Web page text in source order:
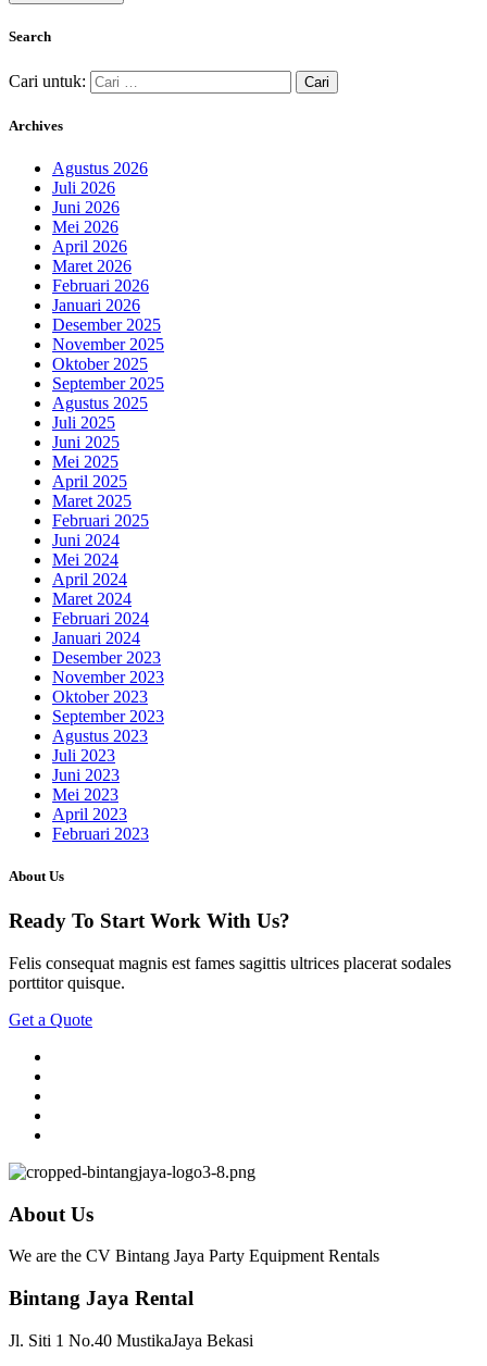
Search
Cari untuk:
Archives
Agustus 2026
Juli 2026
Juni 2026
Mei 2026
April 2026
Maret 2026
Februari 2026
Januari 2026
Desember 2025
November 2025
Oktober 2025
September 2025
Agustus 2025
Juli 2025
Juni 2025
Mei 2025
April 2025
Maret 2025
Februari 2025
Juni 2024
Mei 2024
April 2024
Maret 2024
Februari 2024
Januari 2024
Desember 2023
November 2023
Oktober 2023
September 2023
Agustus 2023
Juli 2023
Juni 2023
Mei 2023
April 2023
Februari 2023
About Us
Ready To StartWork With Us?
Felis consequat magnis est fames sagittis ultrices placerat sodales
porttitor quisque.
Get a Quote
About Us
We are the CV Bintang Jaya Party Equipment Rentals
Bintang Jaya Rental
Jl. Siti 1 No.40 MustikaJaya Bekasi